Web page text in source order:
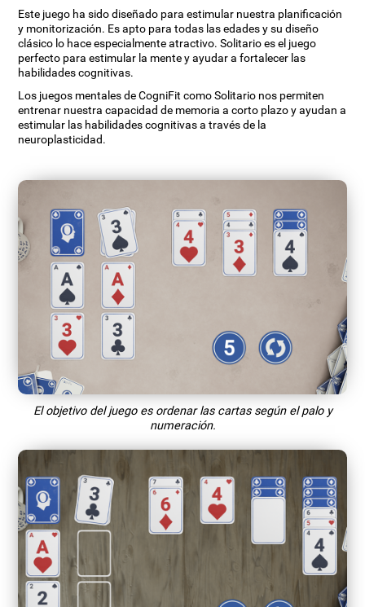
Este juego ha sido diseñado para estimular nuestra planificación
y monitorización. Es apto para todas las edades y su diseño
clásico lo hace especialmente atractivo. Solitario es el juego
perfecto para estimular la mente y ayudar a fortalecer las
habilidades cognitivas.
Los juegos mentales de CogniFit como Solitario nos permiten
entrenar nuestra capacidad de memoria a corto plazo y ayudan a
estimular las habilidades cognitivas a través de la
neuroplasticidad.
El objetivo del juego es ordenar las cartas según el palo y
numeración.